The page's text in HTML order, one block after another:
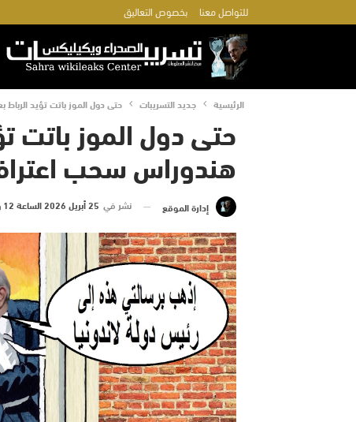
للتواصل معنا بخصوص التعاليق
الرئيسية جديد التسريبات حتى دول الموز باتت تؤيد
حتى دول الموز باتت
هندوراس سحب
إدارة الموقع نشر في 25 أبريل 2026 الساعة 12 و 05 دقيقة